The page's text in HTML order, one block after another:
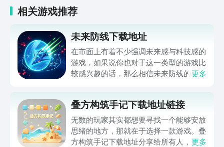
相关游戏推荐
未来防线下载地址
在市面上有着不少强调未来感与科技感的
游戏，如果说你也对于这一类型的游戏比
较感兴趣的话，那么相信未来防线的名字
关链接，在最近这款游戏的热度非常之
高，无论是先进前卫的背景设定，还是紧
张有趣的战斗玩法，都吸引着不少同学的
关注，你是否也想要提前进行预约，方便
更多
叠方构筑手记下载地址链接
无数的玩家其实都想要寻找一个能够安放
思绪的地方，那就在于选择一款游戏。叠
方构筑手记下载地址分享给所有人，这一
更多